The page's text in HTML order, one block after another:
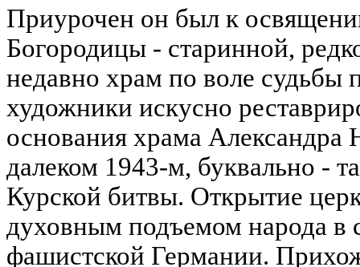
Приурочен он был к
Богородицы - старинной,
недавно храм по воле судьбы
художники искусно
основания храма Александра
далеком 1943-м, буквально -
Курской битвы. Открытие
духовным подъемом народа в
фашистской Германии.